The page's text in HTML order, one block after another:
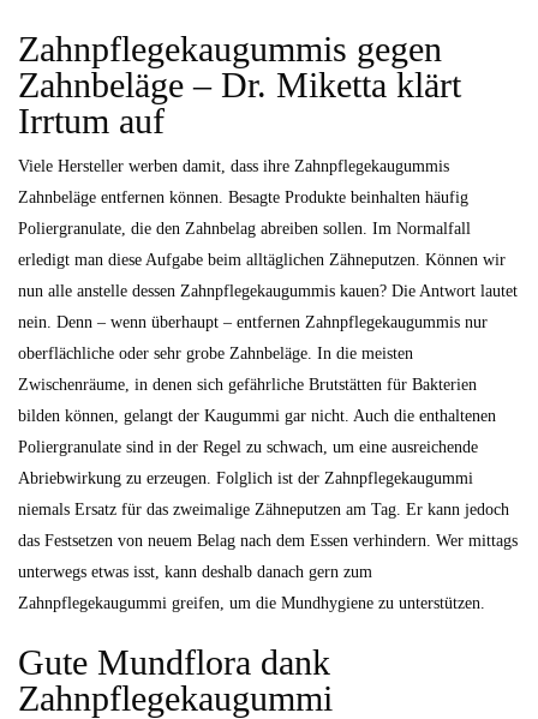
Zahnpflegekaugummis gegen
Zahnbeläge – Dr. Miketta klärt
Irrtum auf
Viele Hersteller werben damit, dass ihre Zahnpflegekaugummis
Zahnbeläge entfernen können. Besagte Produkte beinhalten häufig
Poliergranulate, die den Zahnbelag abreiben sollen. Im Normalfall
erledigt man diese Aufgabe beim alltäglichen Zähneputzen. Können wir
nun alle anstelle dessen Zahnpflegekaugummis kauen? Die Antwort lautet
nein. Denn – wenn überhaupt – entfernen Zahnpflegekaugummis nur
oberflächliche oder sehr grobe Zahnbeläge. In die meisten
Zwischenräume, in denen sich gefährliche Brutstätten für Bakterien
bilden können, gelangt der Kaugummi gar nicht. Auch die enthaltenen
Poliergranulate sind in der Regel zu schwach, um eine ausreichende
Abriebwirkung zu erzeugen. Folglich ist der Zahnpflegekaugummi
niemals Ersatz für das zweimalige Zähneputzen am Tag. Er kann jedoch
das Festsetzen von neuem Belag nach dem Essen verhindern. Wer mittags
unterwegs etwas isst, kann deshalb danach gern zum
Zahnpflegekaugummi greifen, um die Mundhygiene zu unterstützen.
Gute Mundflora dank
Zahnpflegekaugummi